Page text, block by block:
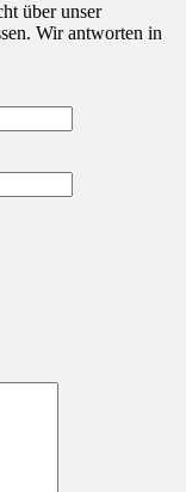
über unser
Wir antworten in